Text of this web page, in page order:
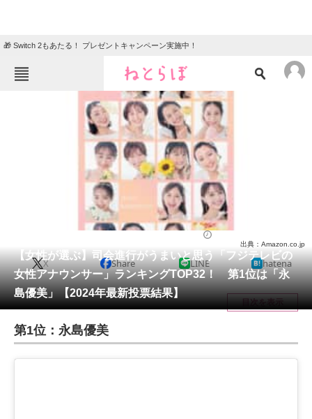
🎁 Switch 2もあたる！ プレゼントキャンペーン実施中！
ニュース
クイズ
地域
教育・育児
リサーチ
会員記事
メディア
注目記事を集めた総合ページ
ITの今と未来を見通す
【女性が選ぶ】司会進行がうまいと思う「フジテレビの
女性アナウンサー」ランキングTOP32！ 第1位は「永
島優美」【2024年最新投票結果】
出典：Amazon.co.jp
X Share LINE hatena
目次を表示
第1位：永島優美